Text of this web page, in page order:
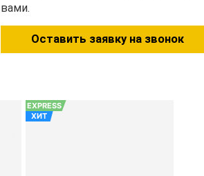
вами.
Оставить заявку на звонок
EXPRESS
ХИТ